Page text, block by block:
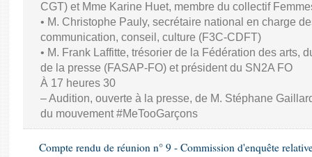
CGT) et Mme Karine Huet, membre du collectif
• M. Christophe Pauly, secrétaire national en charge
communication, conseil, culture (F3C-CDFT)
• M. Frank Laffitte, trésorier de la Fédération des arts,
de la presse (FASAP-FO) et président du SN2A FO
À 17 heures 30
– Audition, ouverte à la presse, de M. Stéphane
du mouvement #MeTooGarçons
Compte rendu de réunion n° 9 - Commission d'enquête